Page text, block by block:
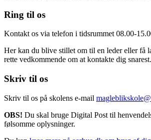
Ring til os
Kontakt os via telefon i tidsrummet 08.00-
Her kan du blive stillet om til en leder eller få
rette vedkommende om at kontakte dig snarest.
Skriv til os
Skriv til os på skolens e-mail
OBS! Du skal bruge Digital Post til
følsomme oplysninger.